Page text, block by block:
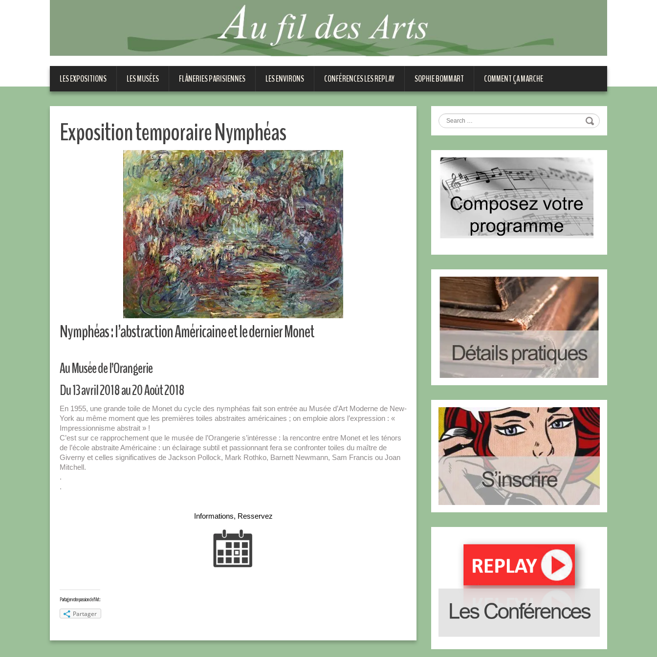
LES EXPOSITIONS LES MUSÉES FLÂNERIES PARISIENNES LES ENVIRONS CONFÉRENCES LES REPLAY SOPHIE BOMMART COMMENT ÇA MARCHE
Exposition temporaire Nymphéas
Nymphéas : l’abstraction Américaine et le dernier Monet
Au Musée de l’Orangerie
Du 13 avril 2018 au 20 Août 2018
En 1955, une grande toile de Monet du cycle des nymphéas fait son entrée au Musée d’Art Moderne de New-
York au même moment que les premières toiles abstraites américaines ; on emploie alors l’expression : «
Impressionnisme abstrait » !
C’est sur ce rapprochement que le musée de l’Orangerie s’intéresse : la rencontre entre Monet et les ténors
de l’école abstraite Américaine : un éclairage subtil et passionnant fera se confronter toiles du maître de
Giverny et celles significatives de Jackson Pollock, Mark Rothko, Barnett Newmann, Sam Francis ou Joan
Mitchell.
.
.
Informations, Resservez
Partager votre passion de l'Art :
Partager
Search